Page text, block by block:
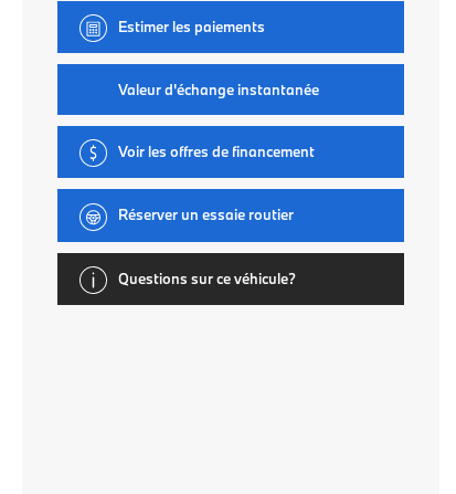
Estimer les paiements
Valeur d'échange instantanée
Voir les offres de financement
Réserver un essaie routier
Questions sur ce véhicule?